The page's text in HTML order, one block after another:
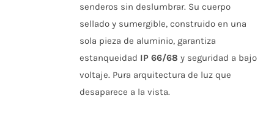
senderos sin deslumbrar. Su cuerpo
sellado y sumergible, construido en una
sola pieza de aluminio, garantiza
estanqueidad IP 66/68 y seguridad a bajo
voltaje. Pura arquitectura de luz que
desaparece a la vista.